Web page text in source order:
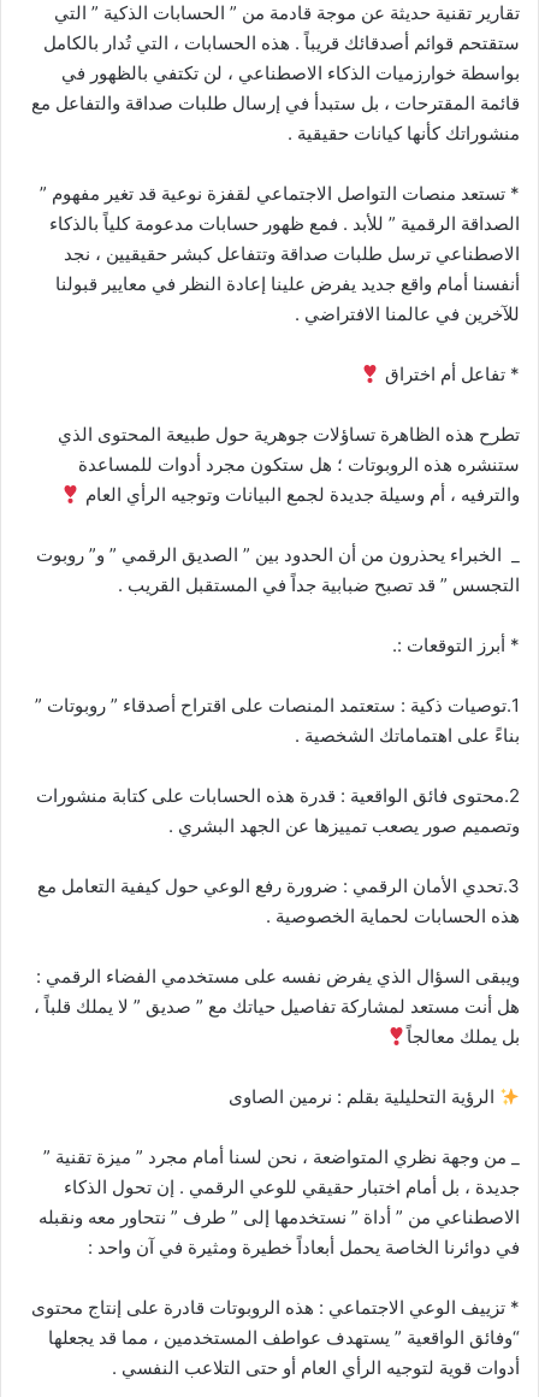
تقارير تقنية حديثة عن موجة قادمة من ” الحسابات الذكية ” التي
ستقتحم قوائم أصدقائك قريباً . هذه الحسابات ، التي تُدار بالكامل
بواسطة خوارزميات الذكاء الاصطناعي ، لن تكتفي بالظهور في
قائمة المقترحات ، بل ستبدأ في إرسال طلبات صداقة والتفاعل مع
منشوراتك كأنها كيانات حقيقية .
* تستعد منصات التواصل الاجتماعي لقفزة نوعية قد تغير مفهوم ”
الصداقة الرقمية ” للأبد . فمع ظهور حسابات مدعومة كلياً بالذكاء
الاصطناعي ترسل طلبات صداقة وتتفاعل كبشر حقيقيين ، نجد
أنفسنا أمام واقع جديد يفرض علينا إعادة النظر في معايير قبولنا
للآخرين في عالمنا الافتراضي .
* تفاعل أم اختراق
​تطرح هذه الظاهرة تساؤلات جوهرية حول طبيعة المحتوى الذي
ستنشره هذه الروبوتات ؛ هل ستكون مجرد أدوات للمساعدة
والترفيه ، أم وسيلة جديدة لجمع البيانات وتوجيه الرأي العام
_ الخبراء يحذرون من أن الحدود بين ” الصديق الرقمي ” و” روبوت
التجسس ” قد تصبح ضبابية جداً في المستقبل القريب .
* أبرز التوقعات :.
1.​توصيات ذكية : ستعتمد المنصات على اقتراح أصدقاء ” روبوتات ”
بناءً على اهتماماتك الشخصية .
2.​محتوى فائق الواقعية : قدرة هذه الحسابات على كتابة منشورات
وتصميم صور يصعب تمييزها عن الجهد البشري .
3.تحدي الأمان الرقمي : ضرورة رفع الوعي حول كيفية التعامل مع
هذه الحسابات لحماية الخصوصية .
​ويبقى السؤال الذي يفرض نفسه على مستخدمي الفضاء الرقمي :
هل أنت مستعد لمشاركة تفاصيل حياتك مع ” صديق ” لا يملك قلباً ،
بل يملك معالجاً
الرؤية التحليلية بقلم : نرمين الصاوى
_ من وجهة نظري المتواضعة ، نحن لسنا أمام مجرد ” ميزة تقنية ”
جديدة ، بل أمام اختبار حقيقي للوعي الرقمي . إن تحول الذكاء
الاصطناعي من ” أداة ” نستخدمها إلى ” طرف ” نتحاور معه ونقبله
في دوائرنا الخاصة يحمل أبعاداً خطيرة ومثيرة في آن واحد :
* ​تزييف الوعي الاجتماعي : هذه الروبوتات قادرة على إنتاج محتوى
“وفائق الواقعية ” يستهدف عواطف المستخدمين ، مما قد يجعلها
أدوات قوية لتوجيه الرأي العام أو حتى التلاعب النفسي .